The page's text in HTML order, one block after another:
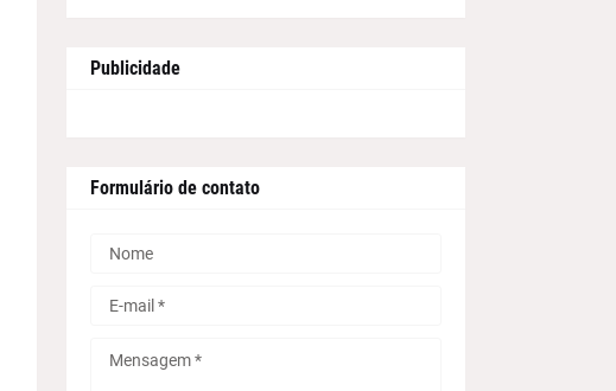
Publicidade
Formulário de contato